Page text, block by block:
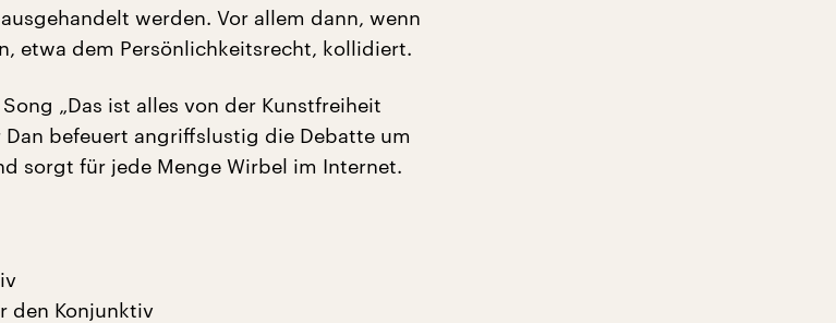
werden. Vor allem dann, wenn
etwa dem Persönlichkeitsrecht, kollidiert.
„Das ist alles von der Kunstfreiheit
Dan befeuert angriffslustig die Debatte um
sorgt für jede Menge Wirbel im Internet.
den Konjunktiv